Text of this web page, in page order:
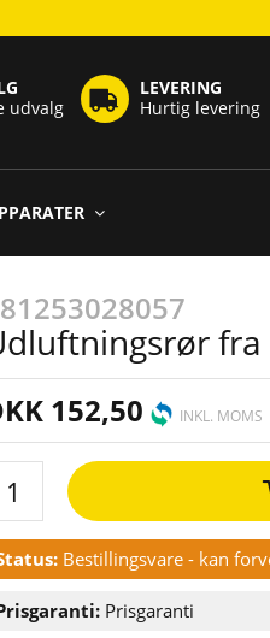
udvalg
LEVERING
Hurtig levering
152,50 INKL. MOMS
Bestillingsvare - kan
Prisgaranti